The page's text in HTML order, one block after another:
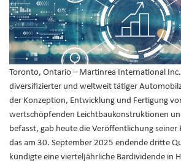
Toronto, Ontario – Martinrea International Inc.
diversifizierter und weltweit tätiger
der Konzeption, Entwicklung und Fertigung
wertschöpfenden Leichtbaukonstruktionen
befasst, gab heute die Veröffentlichung seiner
das am 30. September 2025 endende dritte
kündigte eine vierteljährliche Bardividende in